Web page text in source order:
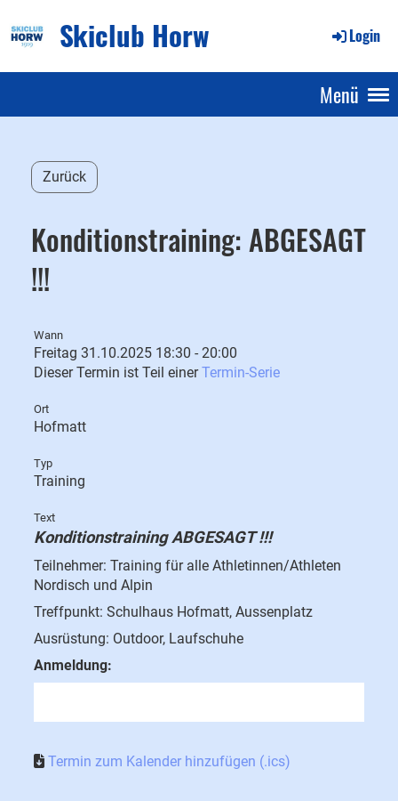
Skiclub Horw Login
Menü
Zurück
Konditionstraining: ABGESAGT
!!!
Wann
Freitag 31.10.2025 18:30 - 20:00
Dieser Termin ist Teil einerTermin-Serie
Ort
Hofmatt
Typ
Training
Text
Konditionstraining ABGESAGT !!!
Teilnehmer: Training für alle Athletinnen/Athleten
Nordisch und Alpin
Treffpunkt: Schulhaus Hofmatt, Aussenplatz
Ausrüstung: Outdoor, Laufschuhe
Anmeldung:
Termin zum Kalender hinzufügen (.ics)